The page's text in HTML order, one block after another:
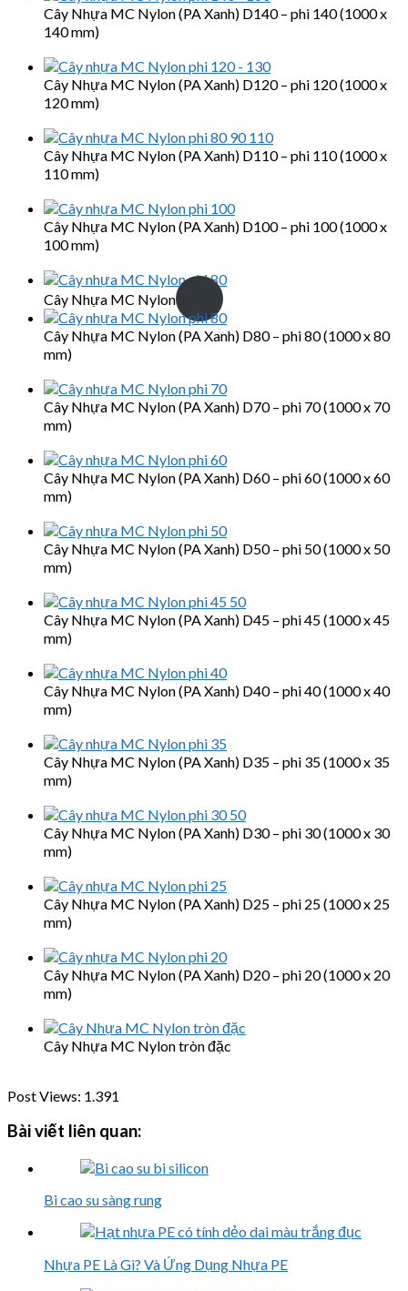
Cây Nhựa MC Nylon (PA Xanh) D140 – phi 140 (1000 x
140 mm)
Cây Nhựa MC Nylon (PA Xanh) D120 – phi 120 (1000 x
120 mm)
Cây Nhựa MC Nylon (PA Xanh) D110 – phi 110 (1000 x
110 mm)
Cây Nhựa MC Nylon (PA Xanh) D100 – phi 100 (1000 x
100 mm)
Cây Nhựa MC Nylon
Cây Nhựa MC Nylon (PA Xanh) D80 – phi 80 (1000 x 80
mm)
Cây Nhựa MC Nylon (PA Xanh) D70 – phi 70 (1000 x 70
mm)
Cây Nhựa MC Nylon (PA Xanh) D60 – phi 60 (1000 x 60
mm)
Cây Nhựa MC Nylon (PA Xanh) D50 – phi 50 (1000 x 50
mm)
Cây Nhựa MC Nylon (PA Xanh) D45 – phi 45 (1000 x 45
mm)
Cây Nhựa MC Nylon (PA Xanh) D40 – phi 40 (1000 x 40
mm)
Cây Nhựa MC Nylon (PA Xanh) D35 – phi 35 (1000 x 35
mm)
Cây Nhựa MC Nylon (PA Xanh) D30 – phi 30 (1000 x 30
mm)
Cây Nhựa MC Nylon (PA Xanh) D25 – phi 25 (1000 x 25
mm)
Cây Nhựa MC Nylon (PA Xanh) D20 – phi 20 (1000 x 20
mm)
Cây Nhựa MC Nylon tròn đặc
Post Views: 1.391
Bài viết liên quan:
Bi cao su sàng rung
Nhựa PE Là Gì? Và Ứng Dụng Nhựa PE